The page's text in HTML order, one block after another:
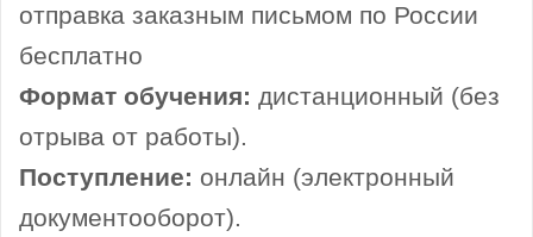
отправка заказным письмом по России
бесплатно
Формат обучения: дистанционный (без
отрыва от работы).
Поступление: онлайн (электронный
документооборот).